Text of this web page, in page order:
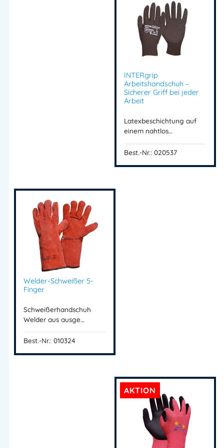
Mehr Information E-Mail: info@bannenberg.at
INTERgrip
Arbeitshandschuh –
Sicherer Griff bei jeder
Arbeit
Latexbeschichtung auf
einem nahtlos…
Best.-Nr.: 020537
Welder-Schweißer 5-
Finger
Schweißerhandschuh
Welder aus ausge…
Best.-Nr.: 010324
AKTION